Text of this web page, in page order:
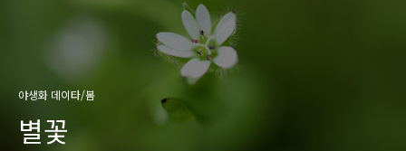
야생화 데이타/봄
별꽃